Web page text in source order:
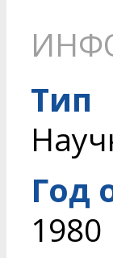
Тип
Год
1980